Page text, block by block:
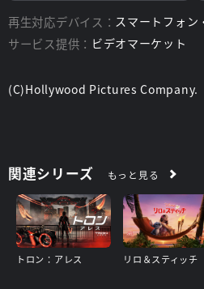
再生対応デバイス： スマートフォン
サービス提供： ビデオマーケット
(C)Hollywood Pictures Company.
関連シリーズ もっと見る
トロン：アレス リロ＆スティッチ